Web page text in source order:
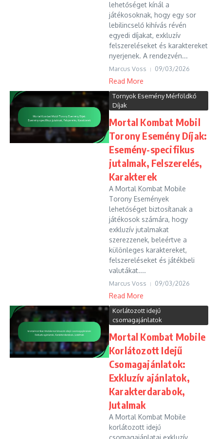
lehetőséget kínál a
játékosoknak, hogy egy sor
lebilincselő kihívás révén
egyedi díjakat, exkluzív
felszereléseket és karaktereket
nyerjenek. A rendezvén...
Marcus Voss 09/03/2026
Read More
Tornyok Esemény Mérföldkő
Díjak
Mortal Kombat Mobil
Torony Esemény Díjak:
Esemény-specifikus
jutalmak, Felszerelés,
Karakterek
A Mortal Kombat Mobile
Torony Események
lehetőséget biztosítanak a
játékosok számára, hogy
exkluzív jutalmakat
szerezzenek, beleértve a
különleges karaktereket,
felszereléseket és játékbeli
valutákat....
Marcus Voss 09/03/2026
Read More
Korlátozott idejű
csomagajánlatok
Mortal Kombat Mobile
Korlátozott Idejű
Csomagajánlatok:
Exkluzív ajánlatok,
Karakterdarabok,
Jutalmak
A Mortal Kombat Mobile
korlátozott idejű
csomagajánlatai exkluzív